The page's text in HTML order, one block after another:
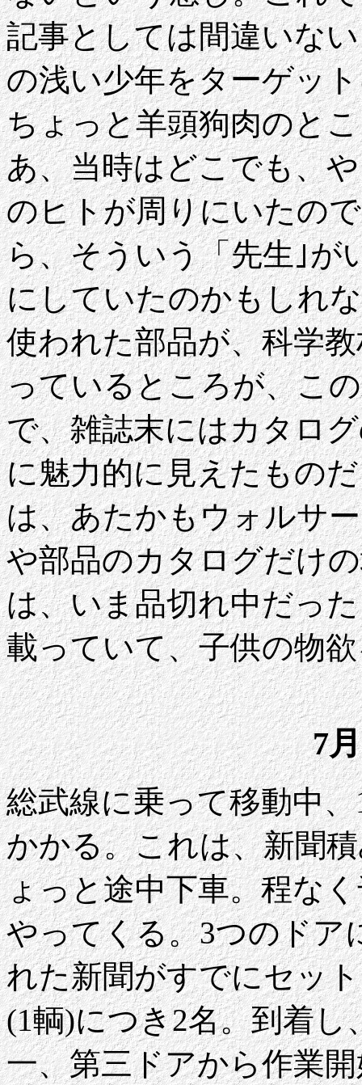
記事としては間違いな
の浅い少年をターゲッ
ちょっと羊頭狗肉のと
あ、当時はどこでも、
のヒトが周りにいたの
ら、そういう「先生｣が
にしていたのかもしれ
使われた部品が、科学
っているところが、こ
で、雑誌末にはカタロ
に魅力的に見えたもの
は、あたかもウォルサ
や部品のカタログだけ
は、いま品切れ中だっ
載っていて、子供の物
7
総武線に乗って移動中
かかる。これは、新聞
ょっと途中下車。程な
やってくる。3つのドア
れた新聞がすでにセッ
(1輌)につき2名。到着
一、第三ドアから作業